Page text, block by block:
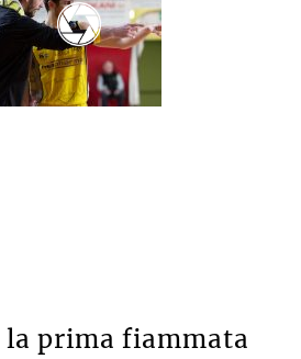
prima fiammata